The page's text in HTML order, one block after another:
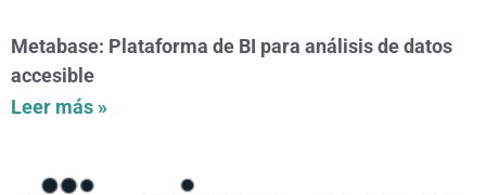
Metabase: Plataforma de BI para análisis de datos
accesible
Leer más »